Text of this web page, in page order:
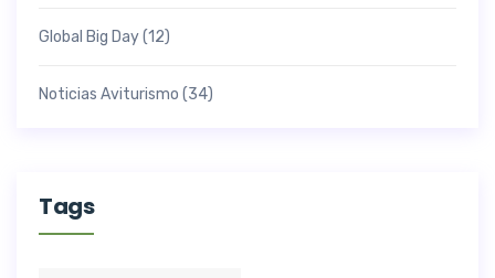
Global Big Day(12)
Noticias Aviturismo (34)
Tags